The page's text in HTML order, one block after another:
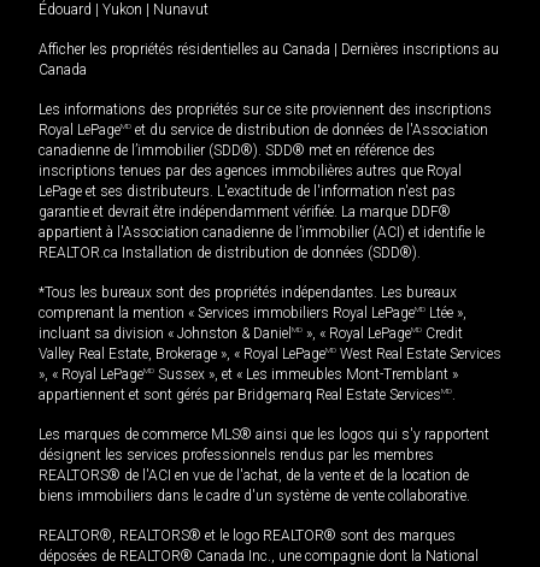
Édouard
Yukon Nunavut
Afficher les propriétés résidentielles au Canada
Dernières inscriptions au
Canada
Les informations des propriétés sur ce site proviennent des inscriptions
Royal LePageMD et du service de distribution de données de l'Association
canadienne de l’immobilier (SDD®). SDD® met en référence des
inscriptions tenues par des agences immobilières autres que Royal
LePage et ses distributeurs. L'exactitude de l'information n'est pas
garantie et devrait être indépendamment vérifiée. La marque DDF®
appartient à l'Association canadienne de l’immobilier (ACI) et identifie le
REALTOR.ca Installation de distribution de données (SDD®).
*Tous les bureaux sont des propriétés indépendantes. Les bureaux
comprenant la mention « Services immobiliers Royal LePageMD Ltée »,
incluant sa division « Johnston & Daniel MD », « Royal LePageMD Credit
Valley Real Estate, Brokerage », « Royal LePageMD West Real Estate Services
», « Royal LePageMD Sussex », et « Les immeubles Mont-Tremblant »
appartiennent et sont gérés par Bridgemarq Real Estate ServicesMD.
Les marques de commerce MLS® ainsi que les logos qui s'y rapportent
désignent les services professionnels rendus par les membres
REALTORS® de l'ACI en vue de l'achat, de la vente et de la location de
biens immobiliers dans le cadre d'un système de vente collaborative.
REALTOR®, REALTORS® et le logo REALTOR® sont des marques
déposées de REALTOR® Canada Inc., une compagnie dont la National